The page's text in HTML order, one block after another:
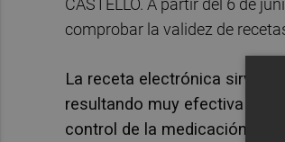
comprobar la validez de
La receta electrónica sirve
resultando muy efectiva
control de la medicación